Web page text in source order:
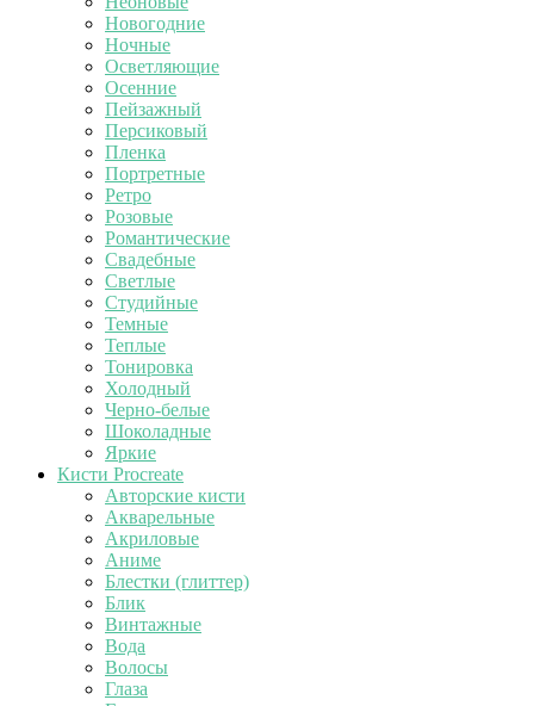
Новогодние
Ночные
Осветляющие
Осенние
Пейзажный
Персиковый
Пленка
Портретные
Ретро
Розовые
Романтические
Свадебные
Светлые
Студийные
Темные
Теплые
Тонировка
Холодный
Черно-белые
Шоколадные
Яркие
Кисти Procreate
Авторские кисти
Акварельные
Акриловые
Аниме
Блестки (глиттер)
Блик
Винтажные
Вода
Волосы
Глаза